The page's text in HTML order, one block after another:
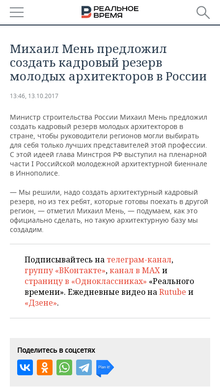
ТАТАРСТАН
НОВОСТИ
АНАЛИТИКА
ДЕКЛАРАЦИИ О ДОХОДАХ
КОРОЛИ ГОСЗАКАЗА ПФО
ВУЗЫ ТАТАРСТАНА
КОМУ ПРИНАДЛЕЖАТ
ТОРГОВЫЕ ЦЕНТРЫ
ТАТАРСТАНА
НОВОСТИ ЭКОНОМИКИ
ФИНАНСЫ
БАНКИ
БЮДЖЕТ
ИНВЕСТИЦИИ
ПРОМЫШЛЕННОСТЬ
НОВОСТИ
ПРОМЫШЛЕННОСТИ
АГРОПРОМ
МАШИНОСТРОЕНИЕ
НЕФТЕХИМИЯ
НЕФТЬ
ОПК
ЭНЕРГЕТИКА
НЕДВИЖИМОСТЬ
НОВОСТИ НЕДВИЖИМОСТИ
АВТО
НОВОСТИ АВТО
БИЗНЕС
НОВОСТИ БИЗНЕСА
ТРАНСПОРТ
УСЛУГИ
ТЕХНОЛОГИИ
МЕДИА
ТЕЛЕКОММУНИКАЦИИ
НОВОСТИ МЕРОПРИЯТИЙ
ВЫЕЗДНАЯ РЕДАКЦИЯ
БИЗНЕС-БРАНЧИ
ОТКРЫТАЯ ЛЕКЦИЯ
СПОРТ
НОВОСТИ СПОРТА
ФУТБОЛ
БАСКЕТБОЛ
ВОЛЕЙБОЛ
ОБЩЕСТВО
НОВОСТИ ОБЩЕСТВА
ИНФРАСТРУКТУРА
ИСТОРИЯ
ФОТОГАЛЕРЕЯ
СПРАВОЧНИК
СПИСОК ПЕРСОН
ПОЛНАЯ ВЕРСИЯ
Михаил Мень предложил
создать кадровый резерв
молодых архитекторов в России
13:46, 13.10.2017
Министр строительства России Михаил Мень предложил
создать кадровый резерв молодых архитекторов в
стране, чтобы руководители регионов могли выбирать
для себя только лучших представителей этой профессии.
С этой идеей глава Минстроя РФ выступил на пленарной
части I Российской молодежной архитектурной биеннале
в Иннополисе.
— Мы решили, надо создать архитектурный кадровый
резерв, но из тех ребят, которые готовы поехать в другой
регион, — отметил Михаил Мень, — подумаем, как это
официально сделать, но такую архитектурную базу мы
создадим.
Подписывайтесь на телеграм-канал,
группу «ВКонтакте»,канал в MAXи
страницу в «Одноклассниках» «Реального
времени». Ежедневные видео наRutube и
«Дзене».
Поделитесь в соцсетях